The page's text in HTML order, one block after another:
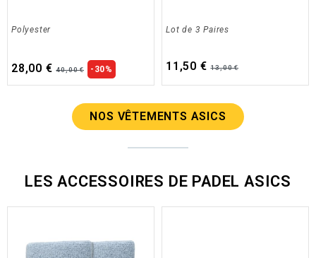
Polyester
28,00 € 40,00 € -30%
Lot de 3 Paires
11,50 € 13,00 €
NOS VÊTEMENTS ASICS
LES ACCESSOIRES DE PADEL ASICS